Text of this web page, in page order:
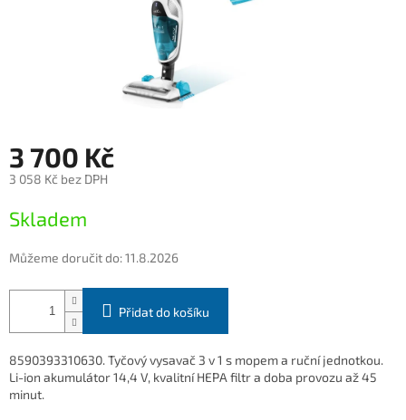
3 700 Kč
3 058 Kč bez DPH
cena:
Skladem
Můžeme doručit do:11.8.2026
Přidat do košíku
8590393310630. Tyčový vysavač 3 v 1 s mopem a ruční jednotkou.
Li-ion akumulátor 14,4 V, kvalitní HEPA filtr a doba provozu až 45
minut.